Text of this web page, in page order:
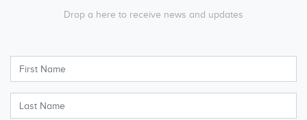
Drop a here to receive news and updates